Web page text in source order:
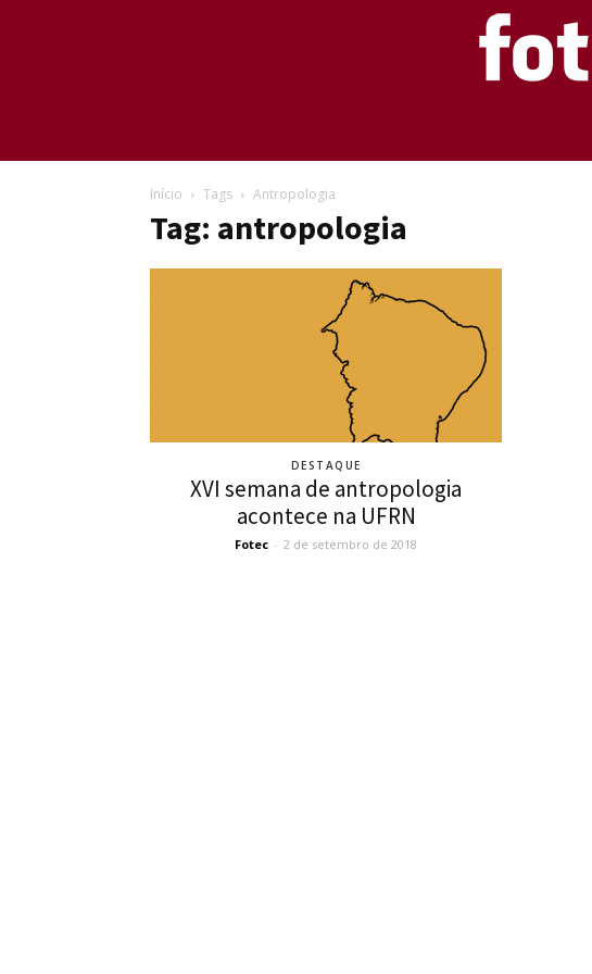
Início Tags Antropologia
Tag: antropologia
DESTAQUE
XVI semana de antropologia
acontece na UFRN
Fotec - 2 de setembro de 2018